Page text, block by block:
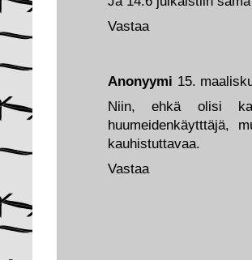
Anonyymi 15.
Niin, ehkä olisi
huumeidenkäytttäjä,
kauhistuttavaa.
Vastaa
Vastaa